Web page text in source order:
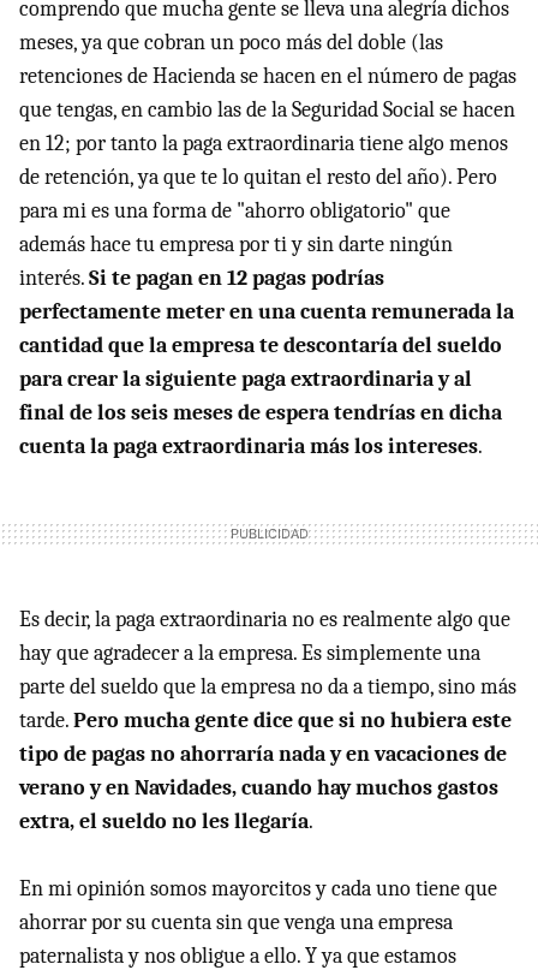
comprendo que mucha gente se lleva una alegría dichos
meses, ya que cobran un poco más del doble (las
retenciones de Hacienda se hacen en el número de pagas
que tengas, en cambio las de la Seguridad Social se hacen
en 12; por tanto la paga extraordinaria tiene algo menos
de retención, ya que te lo quitan el resto del año). Pero
para mi es una forma de "ahorro obligatorio" que
además hace tu empresa por ti y sin darte ningún
interés.Si te pagan en 12 pagas podrías
perfectamente meter en una cuenta remunerada la
cantidad que la empresa te descontaría del sueldo
para crear la siguiente paga extraordinaria y al
final de los seis meses de espera tendrías en dicha
cuenta la paga extraordinaria más los intereses.
Es decir, la paga extraordinaria no es realmente algo que
hay que agradecer a la empresa. Es simplemente una
parte del sueldo que la empresa no da a tiempo, sino más
tarde.Pero mucha gente dice que si no hubiera este
tipo de pagas no ahorraría nada y en vacaciones de
verano y en Navidades, cuando hay muchos gastos
extra, el sueldo no les llegaría.
En mi opinión somos mayorcitos y cada uno tiene que
ahorrar por su cuenta sin que venga una empresa
paternalista y nos obligue a ello. Y ya que estamos